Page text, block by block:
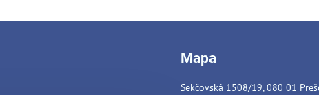
Mapa
Sekčovská 1508/19, 080 01